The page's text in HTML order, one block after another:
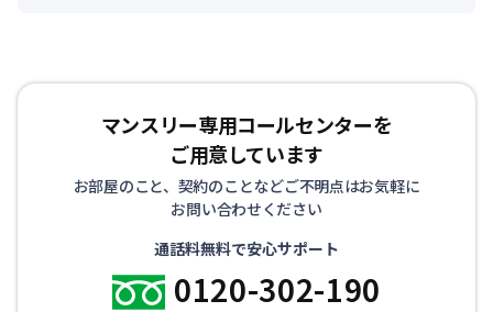
マンスリー専用コールセンターを
ご用意しています
お部屋のこと、契約のことなどご不明点はお気軽に
お問い合わせください
通話料無料で安心サポート
0120-302-190